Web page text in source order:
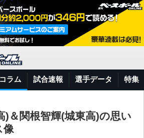
ラム 試合速報 選手データ 特集
)＆関根智輝(城東高)の思い
像